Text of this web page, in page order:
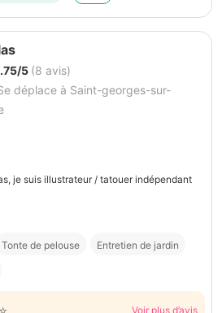
5 (8 avis)
déplace à Saint-georges-sur-
je suis illustrateur / tatouer indépendant
Tonte de pelouse Entretien de jardin
Voir plus d’avis